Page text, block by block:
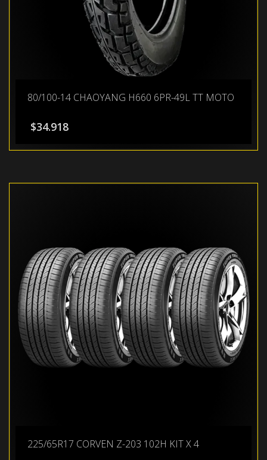
80/100-14 CHAOYANG H660 6PR-49L TT MOTO
$34.918
225/65R17 CORVEN Z-203 102H KIT X 4